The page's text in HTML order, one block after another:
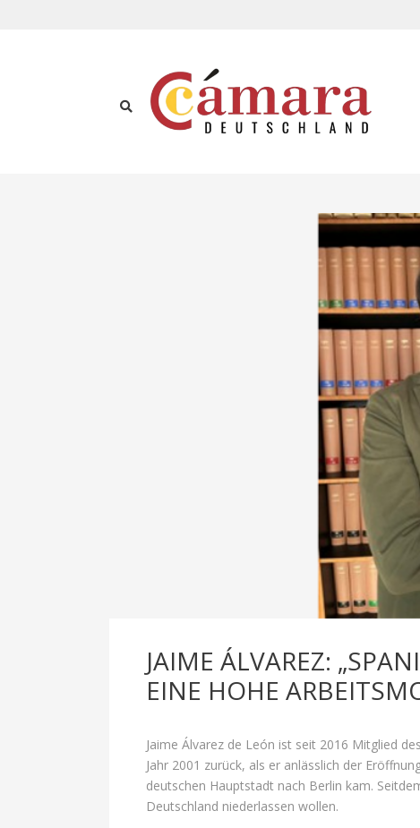
JAIME ÁLVAREZ:
EINE HOHE
Jaime Álvarez de León ist seit 2016 Mitglied
Jahr 2001 zurück, als er anlässlich der
deutschen Hauptstadt nach Berlin kam.
Deutschland niederlassen wollen.